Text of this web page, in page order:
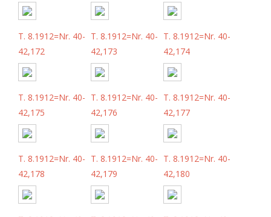
T. 8.1912=Nr. 40-
42,172
T. 8.1912=Nr. 40-
42,173
T. 8.1912=Nr. 40-
42,174
T. 8.1912=Nr. 40-
42,175
T. 8.1912=Nr. 40-
42,176
T. 8.1912=Nr. 40-
42,177
T. 8.1912=Nr. 40-
42,178
T. 8.1912=Nr. 40-
42,179
T. 8.1912=Nr. 40-
42,180